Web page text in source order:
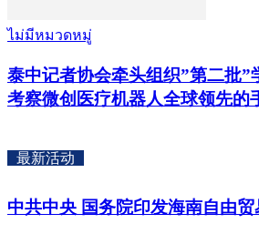
ไม่มีหมวดหมู่
泰中记者协会牵头组织”第二批”
考察微创医疗机器人全球领先的
最新活动
中共中央 国务院印发海南自由